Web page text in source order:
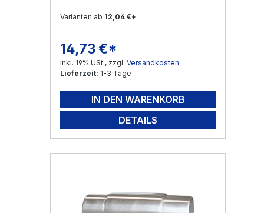
Varianten ab 12,04 €*
Regulärer Preis:
14,73 €*
Inkl. 19% USt., zzgl. Versandkosten
Lieferzeit: 1-3 Tage
IN DEN WARENKORB
DETAILS